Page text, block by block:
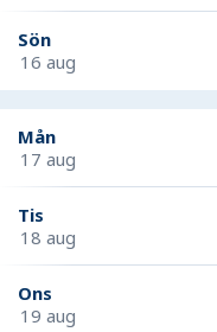
Sön
16 aug
Mån
17 aug
Tis
18 aug
Ons
19 aug